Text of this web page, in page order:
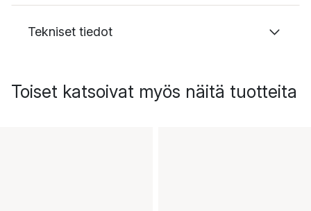
Tekniset tiedot
Toiset katsoivat myös näitä tuotteita